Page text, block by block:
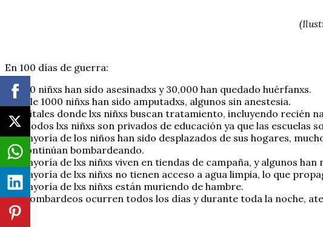
En 100 días de guerra:
10,000 niñxs han sido asesinadxs y 30,000 han quedado huérfanxs.
Más de 1000 niñxs han sido amputadxs, algunos sin anestesia.
Hospitales donde lxs niñxs buscan tratamiento, incluyendo recién
Casi todos lxs niñxs son privados de educación ya que las
La mayoría de los niños han sido desplazados de sus hogares,
los continúan bombardeando.
La mayoría de lxs niñxs viven en tiendas de campaña, y algunos
La mayoría de lxs niñxs no tienen acceso a agua limpia, lo que
La mayoría de lxs niñxs están muriendo de hambre.
Los bombardeos ocurren todos los días y durante toda la noche,